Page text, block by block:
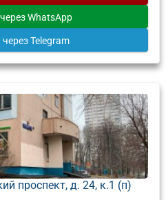
через WhatsApp
через Telegram
проспект, д. 24, к.1 (п)